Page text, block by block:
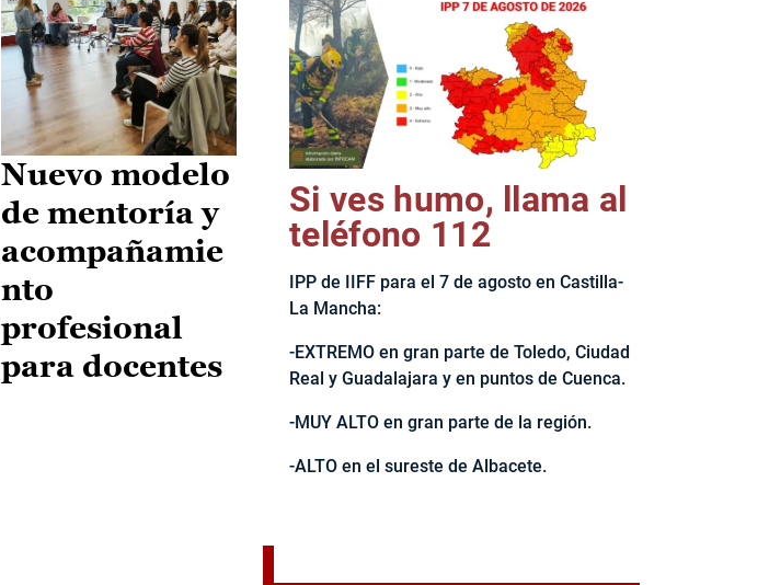
El jefe del Ejecutivo castellanomanchego, Emiliano García-
Nuevo modelo
de mentoría y
acompañamie
nto
profesional
para docentes
Si ves humo, llama al
teléfono 112
IPP de IIFF para el 7 de agosto en Castilla-
La Mancha:
-EXTREMO en gran parte de Toledo, Ciudad
Real y Guadalajara y en puntos de Cuenca.
-MUY ALTO en gran parte de la región.
-ALTO en el sureste de Albacete.